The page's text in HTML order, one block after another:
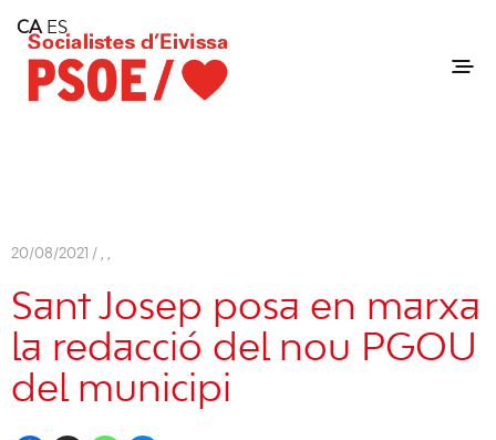
Consell Insular d'Eivissa
Services
Contact
20/08/2021 / , ,
Sant Josep posa en marxa
la redacció del nou PGOU
del municipi
CA ES